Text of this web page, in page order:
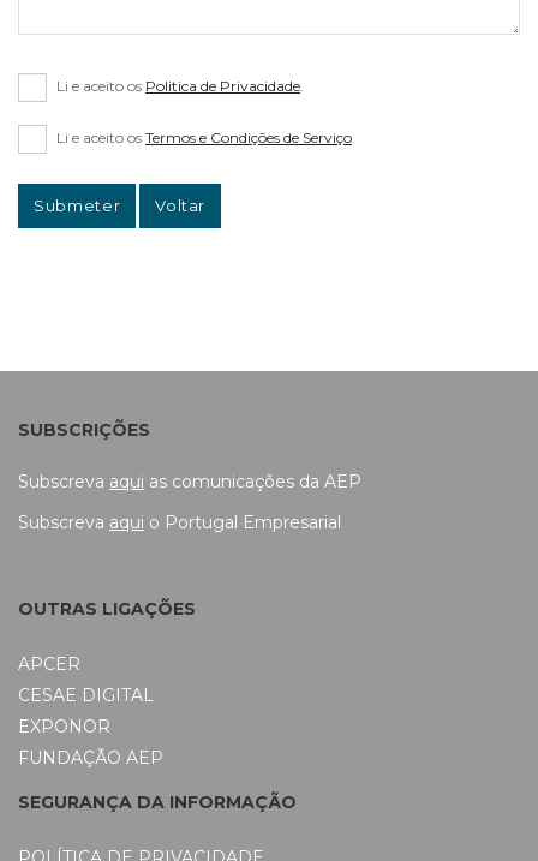
Li e aceito os Politica de Privacidade.
Li e aceito os Termos e Condições de Serviço
Submeter Voltar
SUBSCRIÇÕES
Subscreva aqui as comunicações da AEP
Subscreva aqui o Portugal Empresarial
OUTRAS LIGAÇÕES
APCER
CESAE DIGITAL
EXPONOR
FUNDAÇÃO AEP
SEGURANÇA DA INFORMAÇÃO